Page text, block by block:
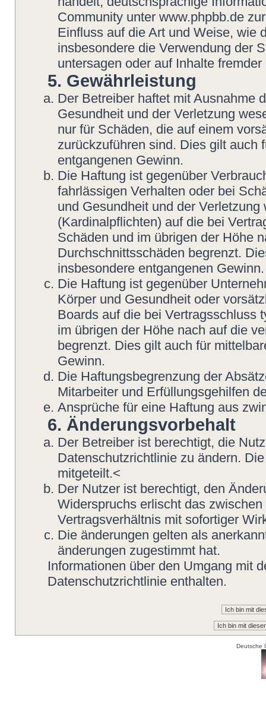
Community unter www.phpbb.de
Einfluss auf die Art und Weise, wie
insbesondere die Verwendung der
untersagen oder auf Inhalte
5. Gewährleistung
Der Betreiber haftet mit Ausnahme
Gesundheit und der Verletzung
nur für Schäden, die auf einem
zurückzuführen sind. Dies gilt auch
entgangenen Gewinn.
Die Haftung ist gegenüber
fahrlässigen Verhalten oder bei
und Gesundheit und der
(Kardinalpflichten) auf die bei
Schäden und im übrigen der Höhe
Durchschnittsschäden begrenzt.
insbesondere entgangenen Gewinn.
Die Haftung ist gegenüber
Körper und Gesundheit oder
Boards auf die bei Vertragsschluss
im übrigen der Höhe nach auf die
begrenzt. Dies gilt auch für
Gewinn.
Die Haftungsbegrenzung der
Mitarbeiter und Erfüllungsgehilfen
Ansprüche für eine Haftung aus
6. Änderungsvorbehalt
Der Betreiber ist berechtigt, die
Datenschutzrichtlinie zu ändern.
mitgeteilt.<
Der Nutzer ist berechtigt, den
Widerspruchs erlischt das
Vertragsverhältnis mit sofortiger
Die änderungen gelten als
änderungen zugestimmt hat.
Informationen über den Umgang mit
Datenschutzrichtlinie enthalten.
Deutsche